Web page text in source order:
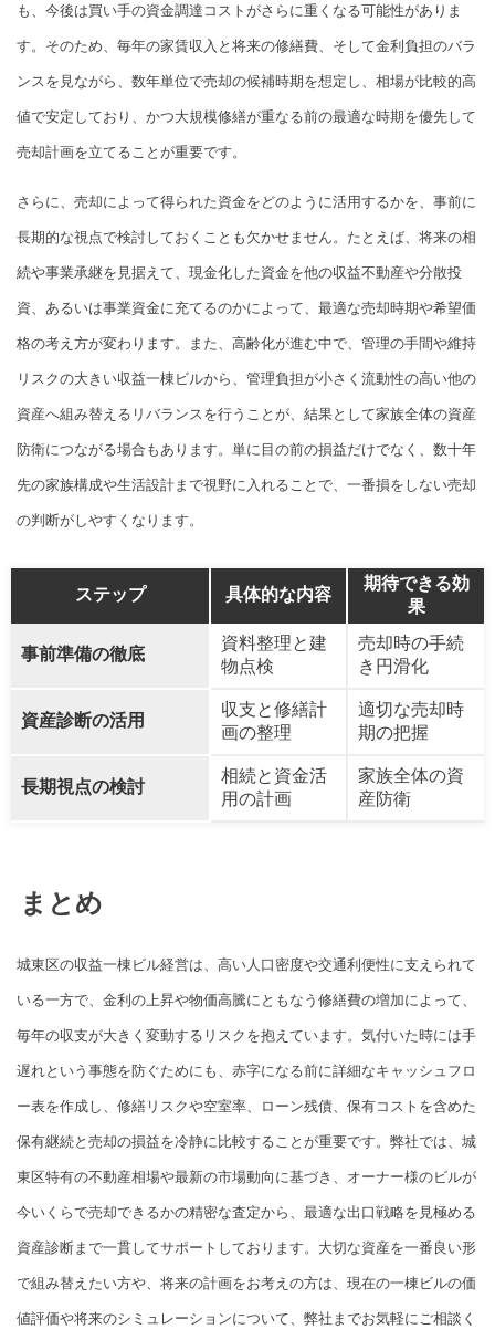
も、今後は買い手の資金調達コストがさらに重くなる可能性がありま
す。そのため、毎年の家賃収入と将来の修繕費、そして金利負担のバラ
ンスを見ながら、数年単位で売却の候補時期を想定し、相場が比較的高
値で安定しており、かつ大規模修繕が重なる前の最適な時期を優先して
売却計画を立てることが重要です。
さらに、売却によって得られた資金をどのように活用するかを、事前に
長期的な視点で検討しておくことも欠かせません。たとえば、将来の相
続や事業承継を見据えて、現金化した資金を他の収益不動産や分散投
資、あるいは事業資金に充てるのかによって、最適な売却時期や希望価
格の考え方が変わります。また、高齢化が進む中で、管理の手間や維持
リスクの大きい収益一棟ビルから、管理負担が小さく流動性の高い他の
資産へ組み替えるリバランスを行うことが、結果として家族全体の資産
防衛につながる場合もあります。単に目の前の損益だけでなく、数十年
先の家族構成や生活設計まで視野に入れることで、一番損をしない売却
の判断がしやすくなります。
ステップ 具体的な内容
期待できる効
果
事前準備の徹底
資料整理と建
物点検
売却時の手続
き円滑化
資産診断の活用
収支と修繕計
画の整理
適切な売却時
期の把握
長期視点の検討
相続と資金活
用の計画
家族全体の資
産防衛
まとめ
城東区の収益一棟ビル経営は、高い人口密度や交通利便性に支えられて
いる一方で、金利の上昇や物価高騰にともなう修繕費の増加によって、
毎年の収支が大きく変動するリスクを抱えています。気付いた時には手
遅れという事態を防ぐためにも、赤字になる前に詳細なキャッシュフロ
ー表を作成し、修繕リスクや空室率、ローン残債、保有コストを含めた
保有継続と売却の損益を冷静に比較することが重要です。弊社では、城
東区特有の不動産相場や最新の市場動向に基づき、オーナー様のビルが
今いくらで売却できるかの精密な査定から、最適な出口戦略を見極める
資産診断まで一貫してサポートしております。大切な資産を一番良い形
で組み替えたい方や、将来の計画をお考えの方は、現在の一棟ビルの価
値評価や将来のシミュレーションについて、弊社までお気軽にご相談く